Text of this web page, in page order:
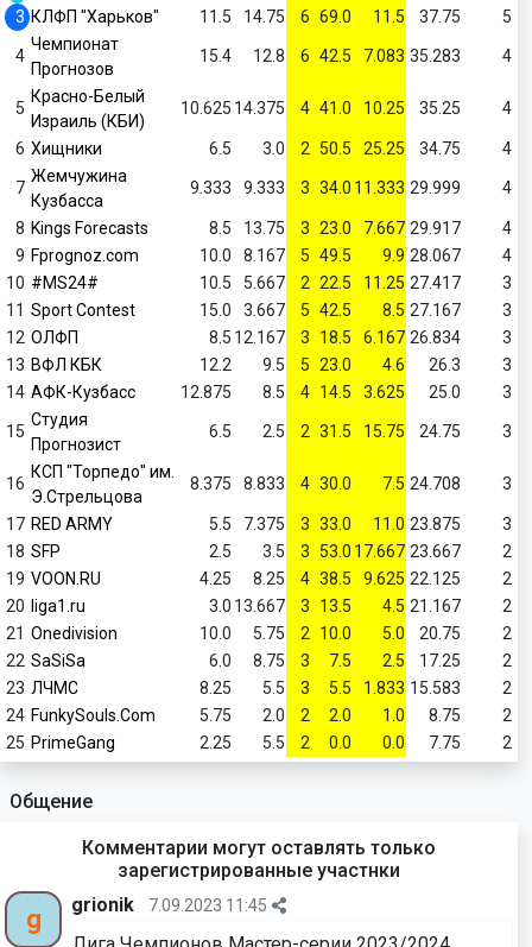
3 КЛФП "Харьков" 11.5 14.75 6 69.0 11.5 37.75 5
4
Чемпионат
Прогнозов
15.4 12.8 6 42.5 7.083 35.283 4
5
Красно-Белый
Израиль (КБИ)
10.625 14.375 4 41.0 10.25 35.25 4
6 Хищники 6.5 3.0 2 50.5 25.25 34.75 4
7
Жемчужина
Кузбасса
9.333 9.333 3 34.0 11.333 29.999 4
8 Kings Forecasts 8.5 13.75 3 23.0 7.667 29.917
4
9 Fprognoz.com 10.0 8.167 5 49.5 9.9 28.067
4
10 #MS24# 10.5 5.667 2 22.5 11.25 27.417
3
11 Sport Contest 15.0 3.667 5 42.5 8.5 27.167
3
12 ОЛФП 8.5 12.167 3 18.5 6.167 26.834
3
13 ВФЛ КБК 12.2 9.5 5 23.0 4.6 26.3
3
14 АФК-Кузбасс 12.875 8.5 4 14.5 3.625 25.0 3
15
Студия
Прогнозист
6.5 2.5 2 31.5 15.75 24.75 3
16
КСП "Торпедо" им.
Э.Стрельцова
8.375 8.833 4 30.0 7.5 24.708 3
17 RED ARMY 5.5 7.375 3 33.0 11.0 23.875
3
18 SFP 2.5 3.5 3 53.0 17.667 23.667
2
19 VOON.RU 4.25 8.25 4 38.5 9.625 22.125
2
20 liga1.ru 3.0 13.667 3 13.5 4.5 21.167
2
21 Onedivision 10.0 5.75 2 10.0 5.0 20.75
2
22 SaSiSa 6.0 8.75 3 7.5 2.5 17.25
2
23 ЛЧМС 8.25 5.5 3 5.5 1.833 15.583
2
24 FunkySouls.Com 5.75 2.0 2 2.0 1.0 8.75
2
25 PrimeGang 2.25 5.5 2 0.0 0.0 7.75 2
Общение
Комментарии могут оставлять только
зарегистрированные участнки
g grionik 7.09.2023 11:45